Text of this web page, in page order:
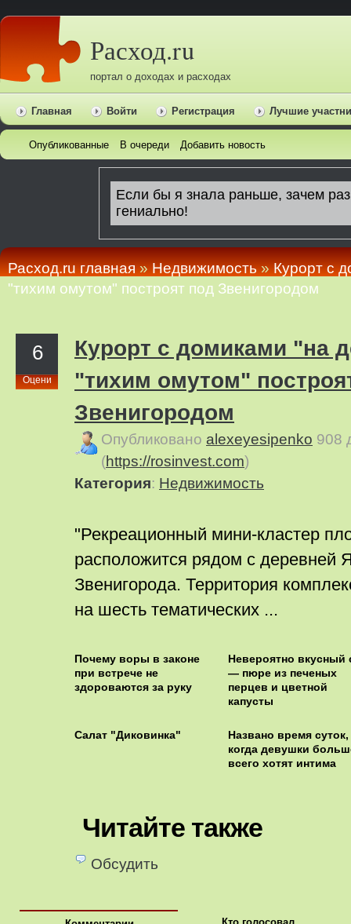
Расход.ru
портал о доходах и расходах
Главная Войти Регистрация Лучшие
Опубликованные В очереди Добавить новость
Расход.ru главная»Недвижимость»Курорт с
"тихим омутом" построят под Звенигородом
6
Оцени
Курорт с домиками "на
"тихим омутом"
Звенигородом
Опубликовано alexeyesipenko 908
(https://rosinvest.com)
Категория: Недвижимость
"Рекреационный мини-кластер
расположится рядом с деревней
Звенигорода. Территория
на шесть тематических ...
Почему воры в законе
при встрече не
здороваются за руку
Невероятно вкусный
— пюре из печеных
перцев и цветной
капусты
Салат "Диковинка"
Названо время суток,
когда девушки
всего хотят интима
Читайте также
Обсудить